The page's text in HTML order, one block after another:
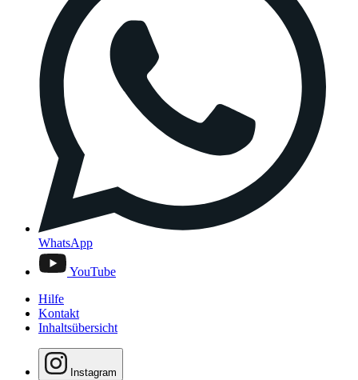
WhatsApp
YouTube
Hilfe
Kontakt
Inhaltsübersicht
Instagram